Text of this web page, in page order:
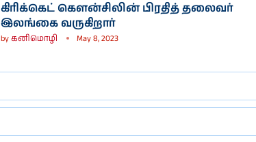
கிரிக்கெட் கௌன்சிலின் பிரதித் தலைவர்
இலங்கை வருகிறார்
byகனிமொழி May 8, 2023